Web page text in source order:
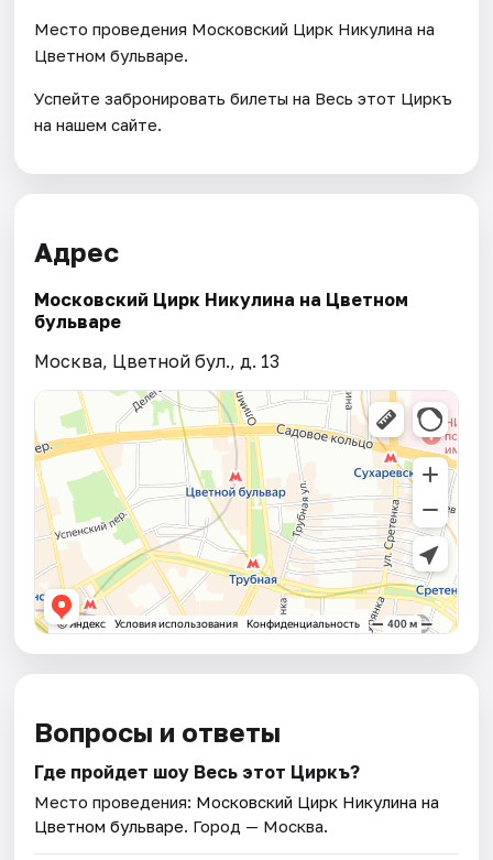
Место проведения Московский Цирк Никулина на
Цветном бульваре.
Успейте забронировать билеты на Весь этот Циркъ
на нашем сайте.
Адрес
Московский Цирк Никулина на Цветном
бульваре
Москва, Цветной бул., д. 13
Вопросы и ответы
Где пройдет шоу Весь этот Циркъ?
Место проведения: Московский Цирк Никулина на
Цветном бульваре. Город — Москва.